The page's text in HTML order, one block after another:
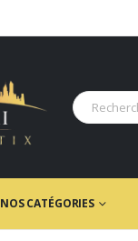
NOS CATÉGORIES